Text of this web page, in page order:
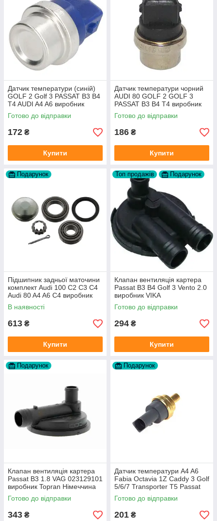
Датчик температури (синій)
GOLF 2 Golf 3 PASSAT B3 B4
T4 AUDI A4 A6 виробник
Topran Німеччина
Готово до відправки
172 ₴
Купити
Датчик температури чорний
AUDI 80 GOLF 2 GOLF 3
PASSAT B3 B4 T4 виробник
TOPRAN Німеччина
Готово до відправки
186 ₴
Купити
Подарунок
Підшипник задньої маточини
комплект Audi 100 C2 C3 C4
Audi 80 A4 A6 C4 виробник
FAG
В наявності
613 ₴
Купити
Топ продажів Подарунок
Клапан вентиляція картера
Passat B3 B4 Golf 3 Vento 2.0
виробник VIKA
Готово до відправки
294 ₴
Купити
Подарунок
Клапан вентиляція картера
Passat B3 1.8 VAG 023129101
виробник Topran Німеччина
Готово до відправки
343 ₴
Подарунок
Датчик температури A4 A6
Fabia Octavia 1Z Caddy 3 Golf
5/6/7 Transporter T5 Passat
B6 (колір сірий)
Готово до відправки
201 ₴